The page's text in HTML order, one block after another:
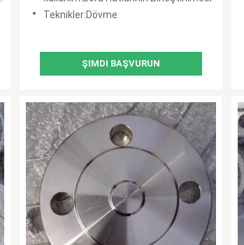
Teknikler:Dövme
ŞIMDI BAŞVURUN